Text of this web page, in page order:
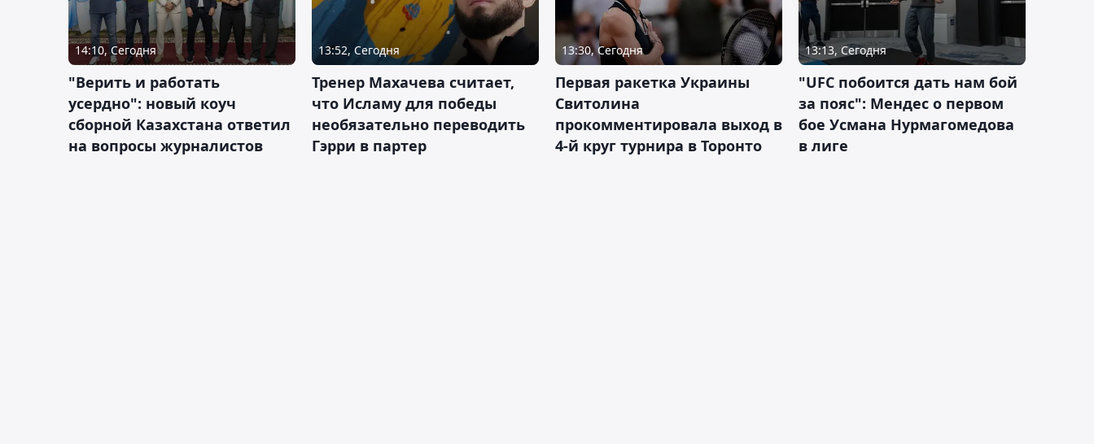
14:10, Сегодня
"Верить и работать
усердно": новый коуч
сборной Казахстана ответил
на вопросы журналистов
13:52, Сегодня
Тренер Махачева считает,
что Исламу для победы
необязательно переводить
Гэрри в партер
13:30, Сегодня
Первая ракетка Украины
Свитолина
прокомментировала выход в
4-й круг турнира в Торонто
13:13, Сегодня
"UFC побоится дать нам бой
за пояс": Мендес о первом
бое Усмана Нурмагомедова
в лиге